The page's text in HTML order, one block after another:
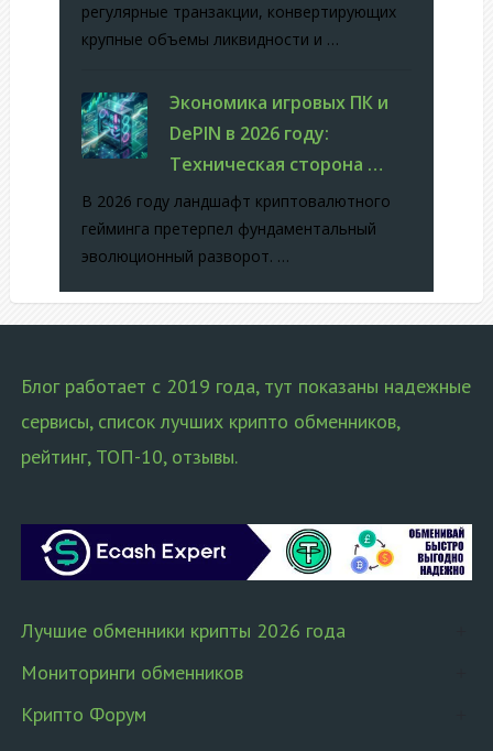
регулярные транзакции, конвертирующих
крупные объемы ликвидности и …
Экономика игровых ПК и
DePIN в 2026 году:
Техническая сторона …
В 2026 году ландшафт криптовалютного
гейминга претерпел фундаментальный
эволюционный разворот. …
Блог работает с 2019 года, тут показаны надежные
сервисы, список лучших крипто обменников,
рейтинг, ТОП-10, отзывы.
Лучшие обменники крипты 2026 года
Мониторинги обменников
Крипто Форум